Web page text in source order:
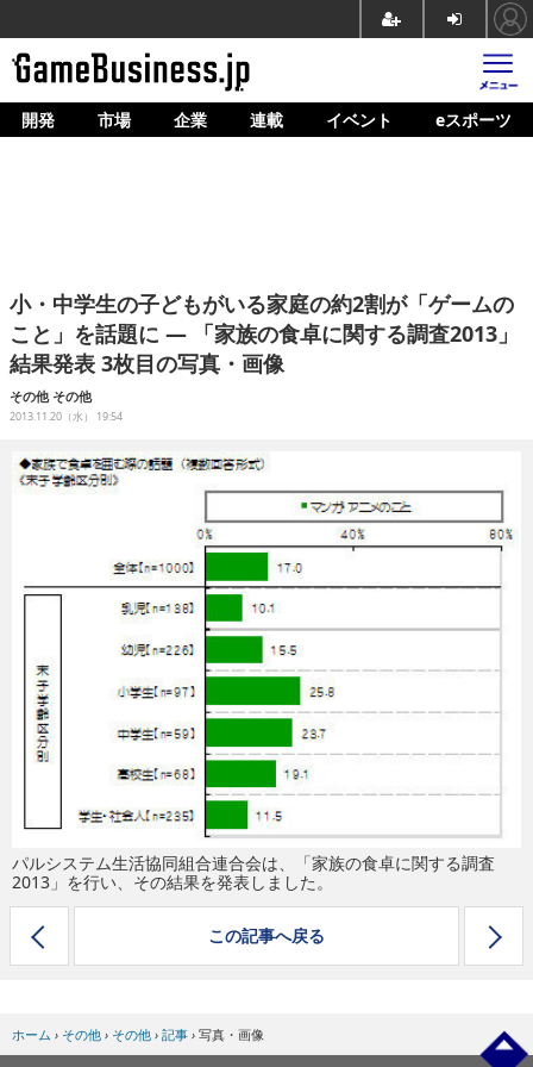
ホーム
企業動向
人材育成
産業政策
連載
開発 市場 企業 連載 イベント eスポーツ
小・中学生の子どもがいる家庭の約2割が「ゲームの
こと」を話題に ― 「家族の食卓に関する調査2013」
結果発表 3枚目の写真・画像
その他 その他
2013.11.20（水） 19:54
パルシステム生活協同組合連合会は、「家族の食卓に関する調査
2013」を行い、その結果を発表しました。
この記事へ戻る
ホーム › その他 › その他 › 記事 › 写真・画像